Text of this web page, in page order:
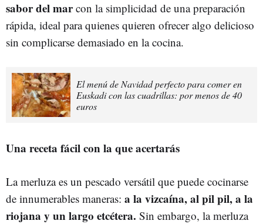
sabor del marcon la simplicidad de una preparación
rápida, ideal para quienes quieren ofrecer algo delicioso
sin complicarse demasiado en la cocina.
El menú de Navidad perfecto para comer en
Euskadi con las cuadrillas: por menos de 40
euros
Una receta fácil con la que acertarás
La merluza es un pescado versátil que puede cocinarse
de innumerables maneras: a la vizcaína, al pil pil, a la
riojana y un largo etcétera. Sin embargo, la merluza